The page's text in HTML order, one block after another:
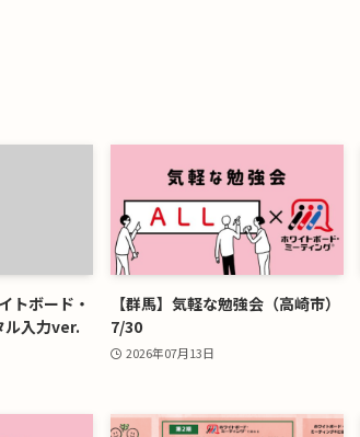
トボード・
ル入力ver.
【群馬】気軽な勉強会（高崎市）
7/30
2026年07月13日